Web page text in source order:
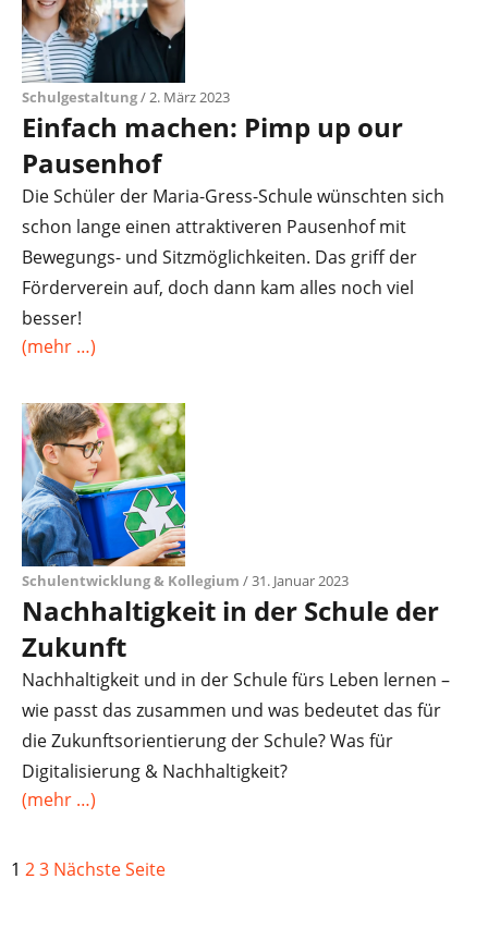
Schulgestaltung/ 2. März 2023
Einfach machen: Pimp up our
Pausenhof
Die Schüler der Maria-Gress-Schule wünschten sich
schon lange einen attraktiveren Pausenhof mit
Bewegungs- und Sitzmöglichkeiten. Das griff der
Förderverein auf, doch dann kam alles noch viel
besser!
(mehr …)
Schulentwicklung & Kollegium / 31. Januar 2023
Nachhaltigkeit in der Schule der
Zukunft ​
Nachhaltigkeit und in der Schule fürs Leben lernen –
wie passt das zusammen und was bedeutet das für
die Zukunftsorientierung der Schule? Was für
Digitalisierung & Nachhaltigkeit?
(mehr …)
1 23 Nächste Seite